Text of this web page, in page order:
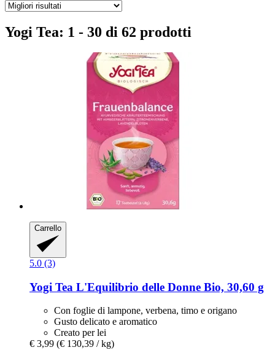
Yogi Tea: 1 - 30 di 62 prodotti
Carrello
5.0 (3)
Yogi Tea L'Equilibrio delle Donne Bio, 30,60 g
Con foglie di lampone, verbena, timo e origano
Gusto delicato e aromatico
Creato per lei
€ 3,99 (€ 130,39 / kg)